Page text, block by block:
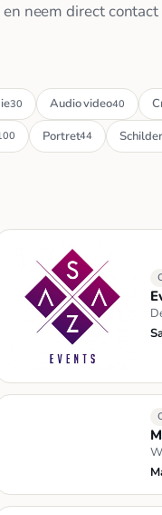
neem direct contact
30 Audio video40
Portret44 Schilder